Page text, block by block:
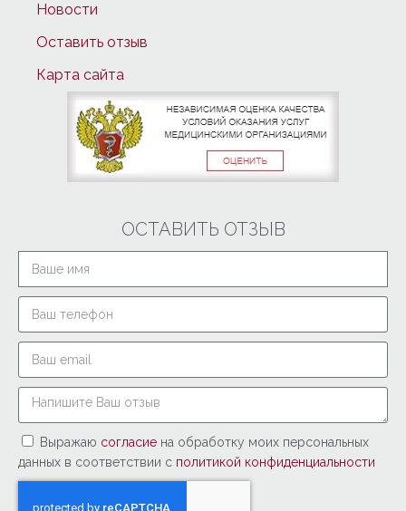
Новости
Оставить отзыв
Карта сайта
ОСТАВИТЬ ОТЗЫВ
Выражаю согласие на обработку моих персональных
данных в соответствии с политикой конфиденциальности